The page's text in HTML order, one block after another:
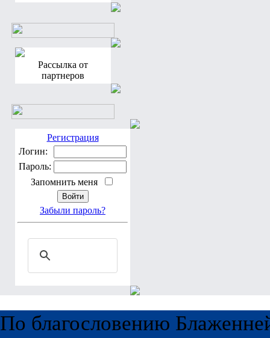
Рассылка от
партнеров
Регистрация
Логин:
Пароль:
Запомнить меня
Забыли пароль?
По благословению